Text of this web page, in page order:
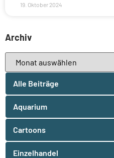
19. Oktober 2024
Archiv
Alle Beiträge
Aquarium
Cartoons
Einzelhandel